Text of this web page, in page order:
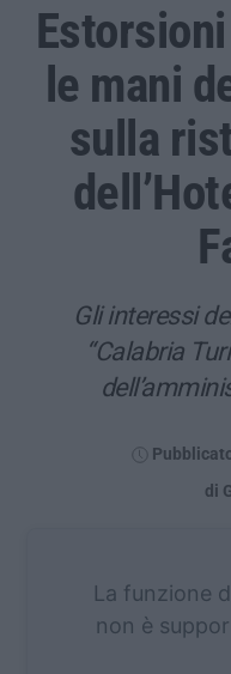
le mani
sulla
Gli interessi
“Calabria
di
La funzione
non è